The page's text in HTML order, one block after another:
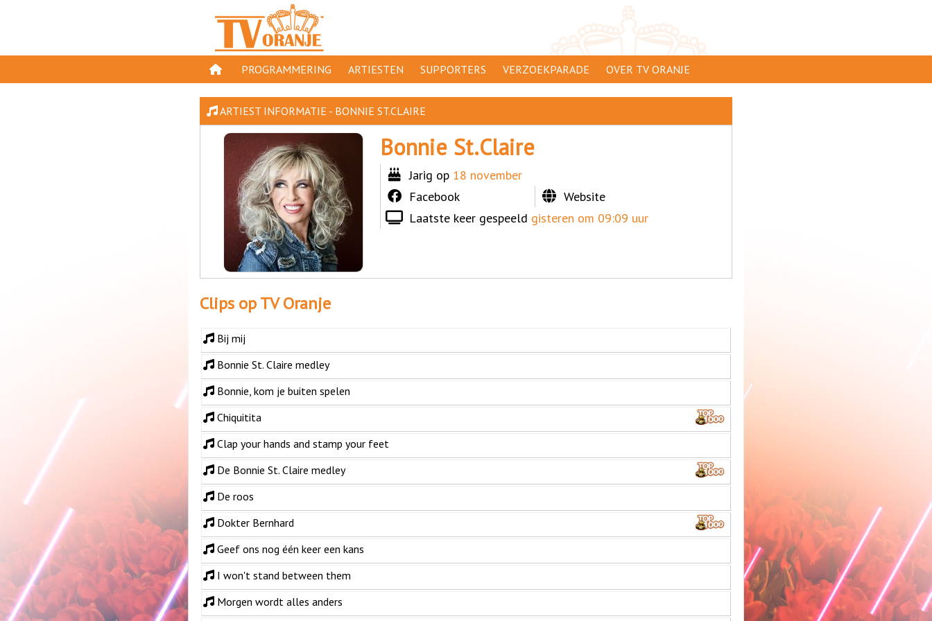
PROGRAMMERING
PROGRAMMA'S
GESPEELD OP TV ORANJE
ORANJE KROON
TV ORANJE TOP 1000
11 VAN ORANJE
ARTIESTEN SUPPORTERS
SUPPORTERSACTIES
AANMELDEN
VERZOEKPARADE OVER TV ORANJE
WAAR TE ZIEN
CLIP INSTUREN
ARTIEST INFORMATIE - BONNIE ST.CLAIRE
Bonnie St.Claire
Jarig op 18 november
Facebook
Website
Laatste keer gespeeld gisteren om 09:09 uur
Clips op TV Oranje
Bij mij
Bonnie St. Claire medley
Bonnie, kom je buiten spelen
Chiquitita
Clap your hands and stamp your feet
De Bonnie St. Claire medley
De roos
Dokter Bernhard
Geef ons nog één keer een kans
I won't stand between them
Morgen wordt alles anders